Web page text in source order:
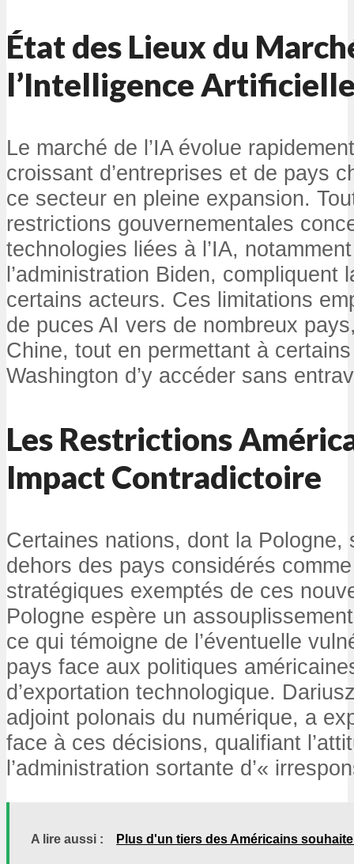
État des Lieux du
l’Intelligence
Le marché de l’IA évolue
croissant d’entreprises et de pays
ce secteur en pleine expansion.
restrictions gouvernementales
technologies liées à l’IA,
l’administration Biden, compliquent
certains acteurs. Ces limitations
de puces AI vers de nombreux
Chine, tout en permettant à
Washington d’y accéder sans
Les Restrictions
Impact Contradictoire
Certaines nations, dont la Pologne,
dehors des pays considérés
stratégiques exemptés de ces
Pologne espère un
ce qui témoigne de l’éventuelle
pays face aux politiques
d’exportation technologique.
adjoint polonais du numérique, a
face à ces décisions, qualifiant
l’administration sortante d’«
A lire aussi : Plus d'un tiers des Américains